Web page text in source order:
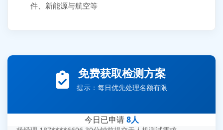
件、新能源与航空等
免费获取检测方案
提示：每日优先处理名额有限
今日已申请8人
王经理 186****9012 7分钟前提交并网/涉网试验需求
赵总 135****7688 12分钟前提交芯片失效分析需求
刘先生 139****7889 18分钟前提交防爆测试需求
杨经理 187****6696 30分钟前提交无人机测试需求